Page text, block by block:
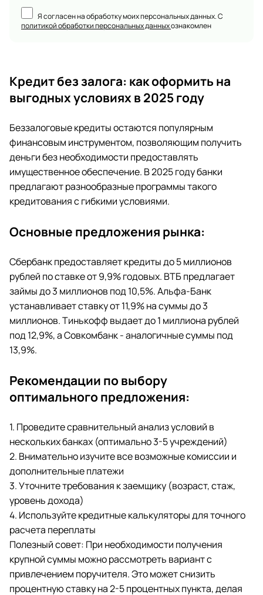
Я согласен на обработку моих персональных данных. С
политикой обработки персональных данныхознакомлен
Кредит без залога: как оформить на
выгодных условиях в 2025 году
Беззалоговые кредиты остаются популярным
финансовым инструментом, позволяющим получить
деньги без необходимости предоставлять
имущественное обеспечение. В 2025 году банки
предлагают разнообразные программы такого
кредитования с гибкими условиями.
Основные предложения рынка:
Сбербанк предоставляет кредиты до 5 миллионов
рублей по ставке от 9,9% годовых. ВТБ предлагает
займы до 3 миллионов под 10,5%. Альфа-Банк
устанавливает ставку от 11,9% на суммы до 3
миллионов. Тинькофф выдает до 1 миллиона рублей
под 12,9%, а Совкомбанк - аналогичные суммы под
13,9%.
Рекомендации по выбору
оптимального предложения:
1. Проведите сравнительный анализ условий в
нескольких банках (оптимально 3-5 учреждений)
2. Внимательно изучите все возможные комиссии и
дополнительные платежи
3. Уточните требования к заемщику (возраст, стаж,
уровень дохода)
4. Используйте кредитные калькуляторы для точного
расчета переплаты
Полезный совет: При необходимости получения
крупной суммы можно рассмотреть вариант с
привлечением поручителя. Это может снизить
процентную ставку на 2-5 процентных пункта, делая